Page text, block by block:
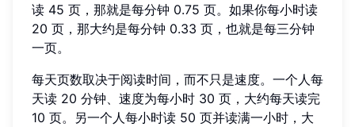
读 45 页，那就是每分钟 0.75 页。如果你每小时读
20 页，那大约是每分钟 0.33 页，也就是每三分钟
一页。
每天页数取决于阅读时间，而不只是速度。一个人每
天读 20 分钟、速度为每小时 30 页，大约每天读完
10 页。另一个人每小时读 50 页并读满一小时，大